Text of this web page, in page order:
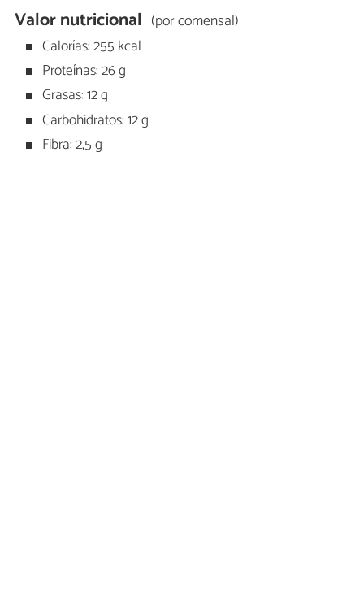
Valor nutricional (por comensal)
Calorías: 255 kcal
Proteínas: 26 g
Grasas: 12 g
Carbohidratos: 12 g
Fibra: 2,5 g